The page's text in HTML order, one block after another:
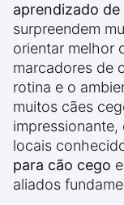
aprendizado de
surpreendem
orientar melhor
marcadores de
rotina e o
muitos cães
locais
para cão cego
aliados